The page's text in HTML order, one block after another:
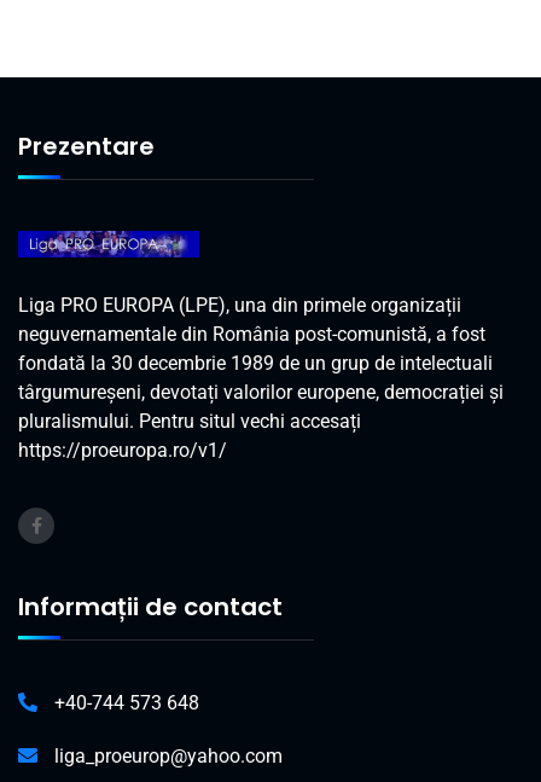
Prezentare
Liga PRO EUROPA (LPE), una din primele organizații
neguvernamentale din România post-comunistă, a fost
fondată la 30 decembrie 1989 de un grup de intelectuali
târgumureșeni, devotați valorilor europene, democrației și
pluralismului. Pentru situl vechi accesați
https://proeuropa.ro/v1/
Informații de contact
+40-744 573 648
liga_proeurop@yahoo.com